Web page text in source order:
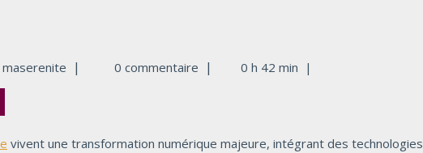
maserenite | 0 commentaire | 0 h 42 min |
vivent une transformation numérique majeure, intégrant des technologies